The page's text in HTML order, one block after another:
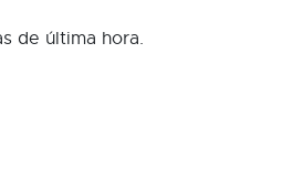
de última hora.